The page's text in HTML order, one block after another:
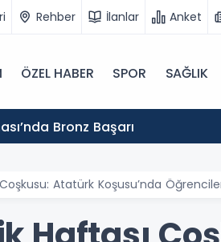
Rehber İlanlar Anket
ÖZEL HABER SPOR SAĞLIK
Bronz Başarı
Atatürk Koşusu’nda Öğrenciler